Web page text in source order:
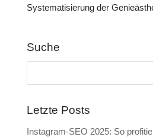
Systematisierung der
Suche
Letzte Posts
Instagram-SEO 2025: So